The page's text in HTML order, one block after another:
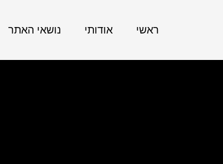
ראשי אודותי נושאי האתר